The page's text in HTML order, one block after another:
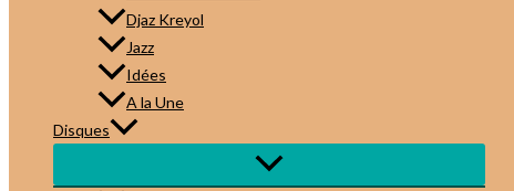
Djaz Kreyol
Jazz
Idées
A la Une
Disques